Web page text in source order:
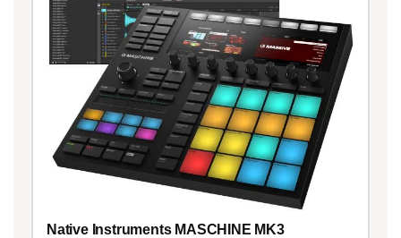
Native Instruments MASCHINE MK3